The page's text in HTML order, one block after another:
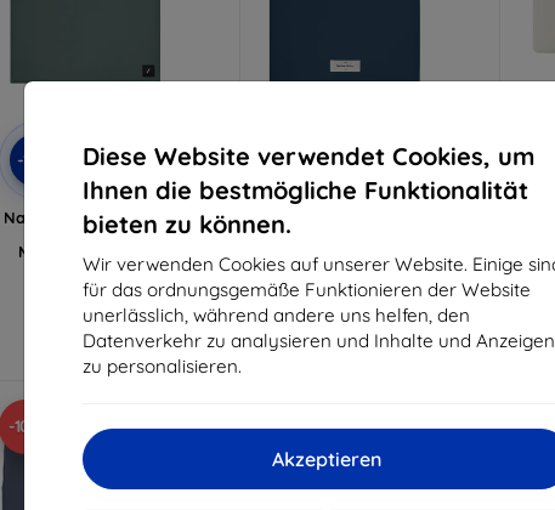
Diese Website verwendet Cookies, um
Ihnen die bestmögliche Funktionalität
bieten zu können.
Wir verwenden Cookies auf unserer Website. Einige
für das ordnungsgemäße Funktionieren der Website
unerlässlich, während andere uns helfen, den
Datenverkehr zu analysieren und Inhalte und Anzeigen
zu personalisieren.
Akzeptieren
-10%
mit
Gutschein
EXTRA10
Native Union WFA Stow Lite
Sleeve, slate green -
Macbook 14" (STOW-LT-
MBS-SLG-14)
59,90 €
53,92 €
Auf Lager > 5 Stk.
-10%
mit
Gutschein
EXTRA10
Native Union WFA Stow Lite
Sleeve, navy - Macbook 14"
59,90 €
53,92 €
Auf Lager 2 Stk.
-10% -10% -10%